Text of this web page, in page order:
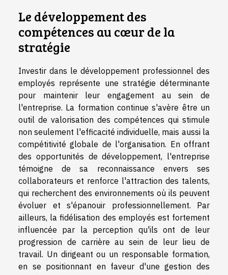
Le développement des
compétences au cœur de la
stratégie
Investir dans le développement professionnel des
employés représente une stratégie déterminante
pour maintenir leur engagement au sein de
l'entreprise. La formation continue s'avère être un
outil de valorisation des compétences qui stimule
non seulement l'efficacité individuelle, mais aussi la
compétitivité globale de l'organisation. En offrant
des opportunités de développement, l'entreprise
témoigne de sa reconnaissance envers ses
collaborateurs et renforce l'attraction des talents,
qui recherchent des environnements où ils peuvent
évoluer et s'épanouir professionnellement. Par
ailleurs, la fidélisation des employés est fortement
influencée par la perception qu'ils ont de leur
progression de carrière au sein de leur lieu de
travail. Un dirigeant ou un responsable formation,
en se positionnant en faveur d'une gestion des